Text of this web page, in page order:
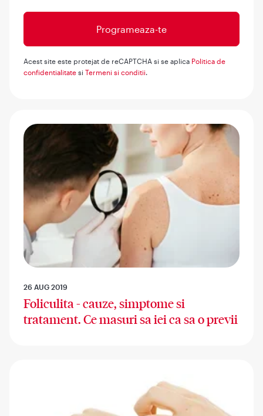
Acest site este protejat de reCAPTCHA si se aplica Politica de
confidentialitate si Termeni si conditii.
26 AUG 2019
Foliculita - cauze, simptome si
tratament. Ce masuri sa iei ca sa o previi